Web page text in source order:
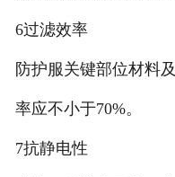
6过滤效率
防护服关键部位材料
率应不小于70%。
7抗静电性